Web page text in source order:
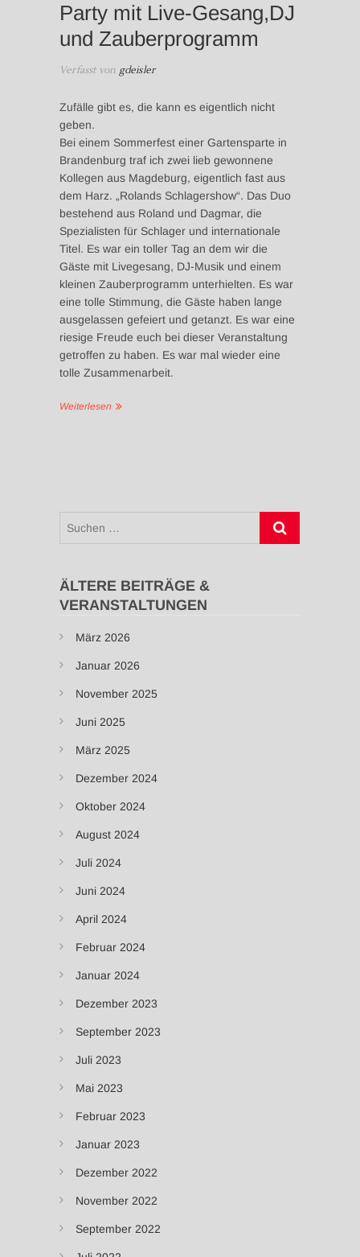
Party mit Live-Gesang,DJ
und Zauberprogramm
Verfasst von gdeisler
Zufälle gibt es, die kann es eigentlich nicht
geben.
Bei einem Sommerfest einer Gartensparte in
Brandenburg traf ich zwei lieb gewonnene
Kollegen aus Magdeburg, eigentlich fast aus
dem Harz. „Rolands Schlagershow“. Das Duo
bestehend aus Roland und Dagmar, die
Spezialisten für Schlager und internationale
Titel. Es war ein toller Tag an dem wir die
Gäste mit Livegesang, DJ-Musik und einem
kleinen Zauberprogramm unterhielten. Es war
eine tolle Stimmung, die Gäste haben lange
ausgelassen gefeiert und getanzt. Es war eine
riesige Freude euch bei dieser Veranstaltung
getroffen zu haben. Es war mal wieder eine
tolle Zusammenarbeit.
Weiterlesen
Suchen
ÄLTERE BEITRÄGE &
VERANSTALTUNGEN
März 2026
Januar 2026
November 2025
Juni 2025
März 2025
Dezember 2024
Oktober 2024
August 2024
Juli 2024
Juni 2024
April 2024
Februar 2024
Januar 2024
Dezember 2023
September 2023
Juli 2023
Mai 2023
Februar 2023
Januar 2023
Dezember 2022
November 2022
September 2022